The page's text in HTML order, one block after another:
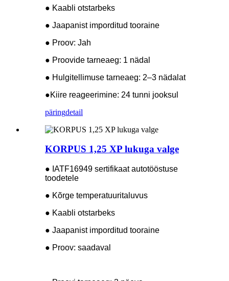
● Kaabli otstarbeks
● Jaapanist imporditud tooraine
● Proov: Jah
● Proovide tarneaeg: 1 nädal
● Hulgitellimuse tarneaeg: 2–3 nädalat
●Kiire reageerimine: 24 tunni jooksul
päringdetail
KORPUS 1,25 XP lukuga valge
● IATF16949 sertifikaat autotööstuse
toodetele
● Kõrge temperatuuritaluvus
● Kaabli otstarbeks
● Jaapanist imporditud tooraine
● Proov: saadaval